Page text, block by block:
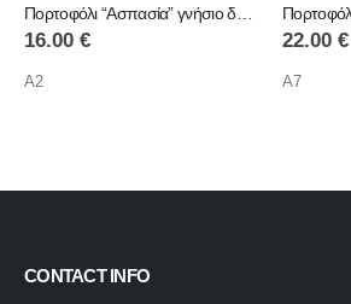
22.00€
A7
25.00€
A1
CONTACT INFO